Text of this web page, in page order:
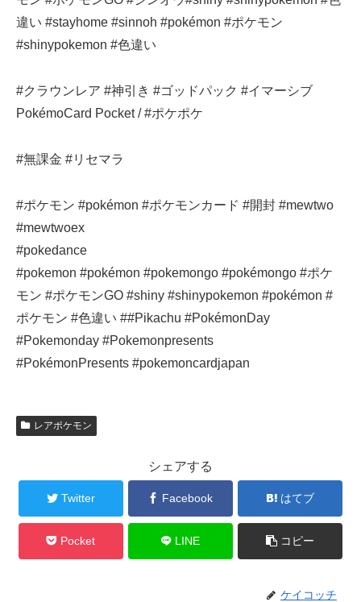
違い #stayhome #sinnoh #pokémon #ポケモン
#shinypokemon #色違い
#クラウンレア #神引き #ゴッドパック #イマーシブ
PokémoCard Pocket / #ポケポケ
#無課金 #リセマラ
#ポケモン #pokémon #ポケモンカード #開封 #mewtwo
#mewtwoex
#pokedance
#pokemon #pokémon #pokemongo #pokémongo #ポケ
モン #ポケモンGO #shiny #shinypokemon #pokémon #
ポケモン #色違い ##Pikachu #PokémonDay
#Pokemonday #Pokemonpresents
#PokémonPresents #pokemoncardjapan
レアポケモン
シェアする
Twitter Facebook はてブ
Pocket LINE コピー
ケイコッチ